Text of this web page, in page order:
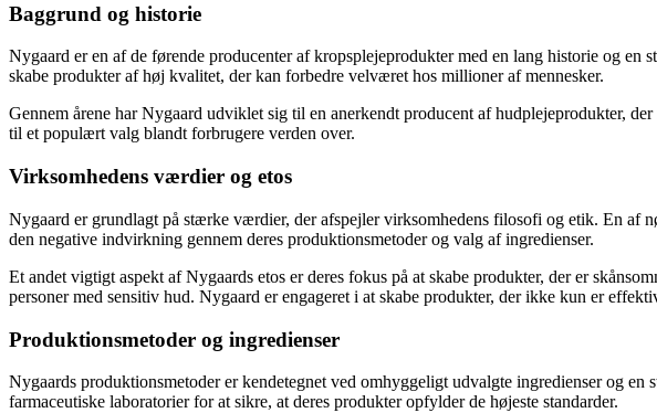
Baggrund og historie
Nygaard er en af de førende producenter af kropsplejeprodukter med en lang historie og
skabe produkter af høj kvalitet, der kan forbedre velværet hos millioner af mennesker.
Gennem årene har Nygaard udviklet sig til en anerkendt producent af hudplejeprodukter,
til et populært valg blandt forbrugere verden over.
Virksomhedens værdier og etos
Nygaard er grundlagt på stærke værdier, der afspejler virksomhedens filosofi og etik. En
den negative indvirkning gennem deres produktionsmetoder og valg af ingredienser.
Et andet vigtigt aspekt af Nygaards etos er deres fokus på at skabe produkter, der er
personer med sensitiv hud. Nygaard er engageret i at skabe produkter, der ikke kun er
Produktionsmetoder og ingredienser
Nygaards produktionsmetoder er kendetegnet ved omhyggeligt udvalgte ingredienser og
farmaceutiske laboratorier for at sikre, at deres produkter opfylder de højeste standarder.